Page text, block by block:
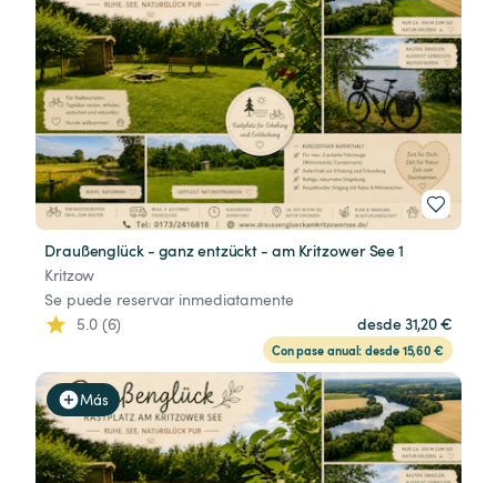
Draußenglück - ganz entzückt - am Kritzower See 1
Kritzow
Se puede reservar inmediatamente
5.0 (6)
desde 31,20 €
Con pase anual: desde 15,60 €
Más